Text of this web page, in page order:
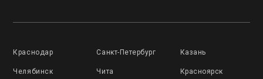
Краснодар Санкт-Петербург Казань
Челябинск Чита Красноярск